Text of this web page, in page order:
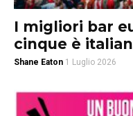
I migliori bar
cinque è
Shane Eaton 1 Luglio 2026